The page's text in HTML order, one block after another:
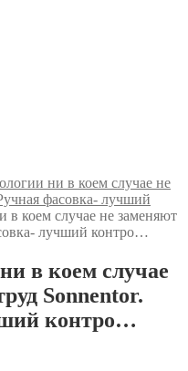
ни в коем случае не
фасовка- лучший
в коем случае не заменяют
лучший контро…
в коем случае
Sonnentor.
контро…